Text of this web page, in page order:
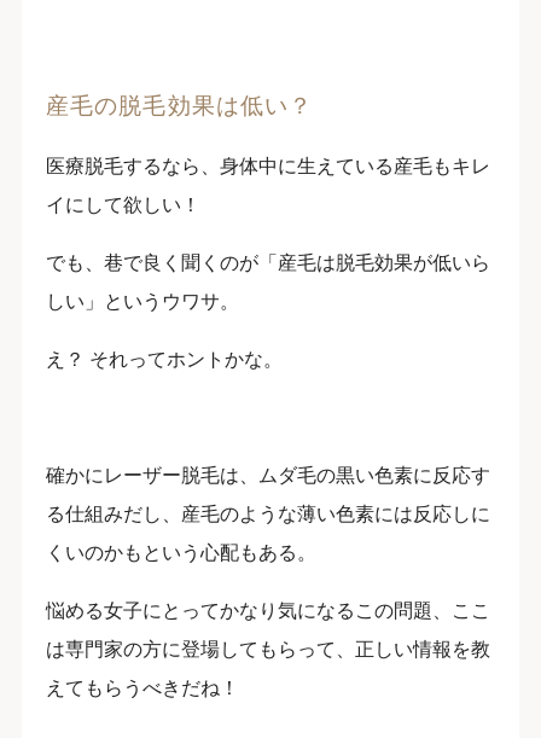
産毛の脱毛効果は低い？
医療脱毛するなら、身体中に生えている産毛もキレ
イにして欲しい！
でも、巷で良く聞くのが「産毛は脱毛効果が低いら
しい」というウワサ。
え？ それってホントかな。
確かにレーザー脱毛は、ムダ毛の黒い色素に反応す
る仕組みだし、産毛のような薄い色素には反応しに
くいのかもという心配もある。
悩める女子にとってかなり気になるこの問題、ここ
は専門家の方に登場してもらって、正しい情報を教
えてもらうべきだね！